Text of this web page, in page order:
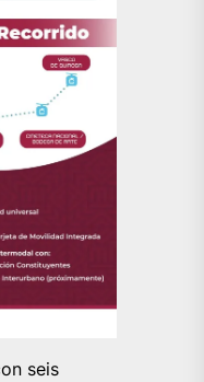
seis